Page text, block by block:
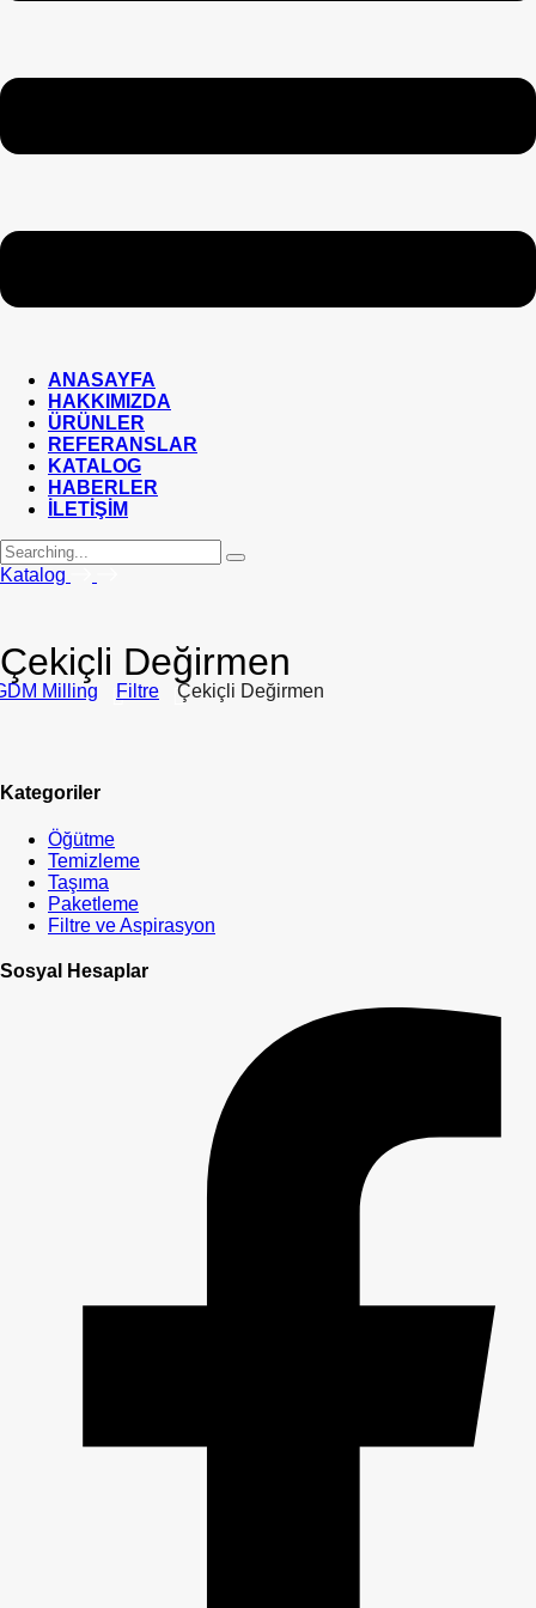
ANASAYFA
HAKKIMIZDA
ÜRÜNLER
REFERANSLAR
KATALOG
HABERLER
İLETİŞİM
Search
for:
Katalog
Çekiçli Değirmen
Milling Filtre Çekiçli Değirmen
Kategoriler
Öğütme
Temizleme
Taşıma
Paketleme
Filtre ve Aspirasyon
Sosyal Hesaplar